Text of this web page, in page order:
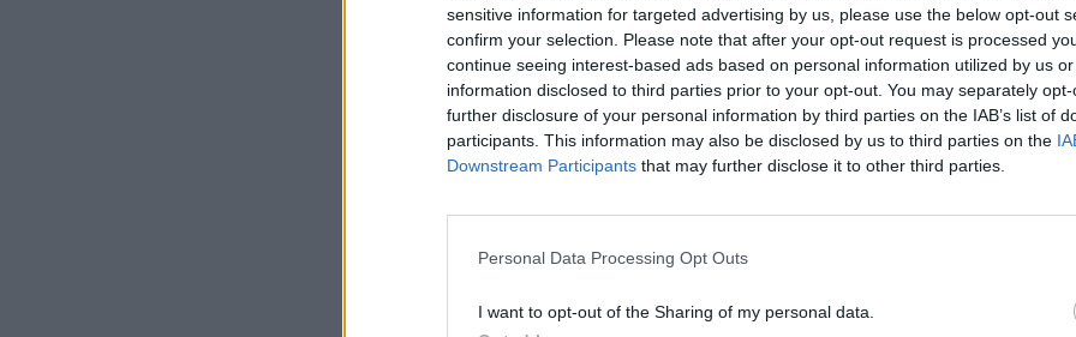
sensitive information for targeted advertising by us, please use the below opt-out
confirm your selection. Please note that after your opt-out request is processed
continue seeing interest-based ads based on personal information utilized by us
information disclosed to third parties prior to your opt-out. You may separately
further disclosure of your personal information by third parties on the IAB’s list of
participants. This information may also be disclosed by us to third parties on the
Downstream Participants that may further disclose it to other third parties.
Personal Data Processing Opt Outs
I want to opt-out of the Sharing of my personal data.